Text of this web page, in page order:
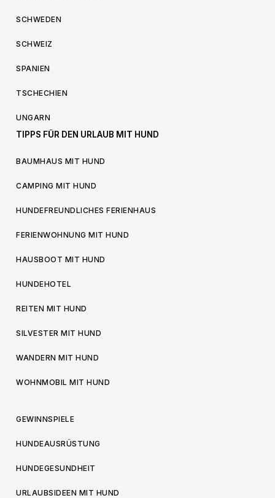
SCHWEDEN
SCHWEIZ
SPANIEN
TSCHECHIEN
UNGARN
TIPPS FÜR DEN URLAUB MIT HUND
BAUMHAUS MIT HUND
CAMPING MIT HUND
HUNDEFREUNDLICHES FERIENHAUS
FERIENWOHNUNG MIT HUND
HAUSBOOT MIT HUND
HUNDEHOTEL
REITEN MIT HUND
SILVESTER MIT HUND
WANDERN MIT HUND
WOHNMOBIL MIT HUND
GEWINNSPIELE
HUNDEAUSRÜSTUNG
HUNDEGESUNDHEIT
URLAUBSIDEEN MIT HUND